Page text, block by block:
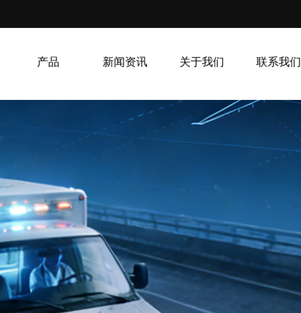
产品 新闻资讯 关于我们 联系我们